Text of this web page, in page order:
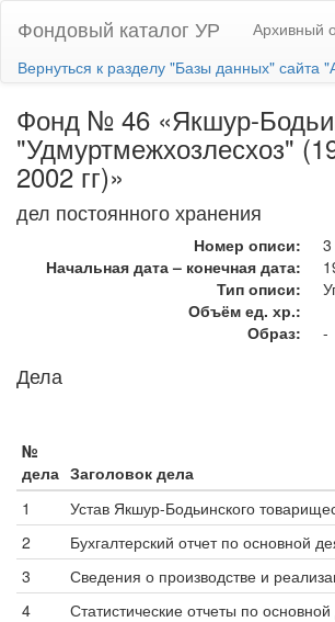
Фондовый каталог УР Архивный
Вернуться к разделу "Базы данных" сайта
Фонд № 46 «Якшур-
"Удмуртмежхозлесхоз"
2002 гг)»
дел постоянного хранения
Номер описи:
3
Начальная дата – конечная дата:
Тип описи:
Объём ед. хр.:
Образ:
-
Дела
№
дела Заголовок дела
1
Устав Якшур-Бодьинского
2
Бухгалтерский отчет по основной
3
Сведения о производстве и
4
Статистические отчеты по